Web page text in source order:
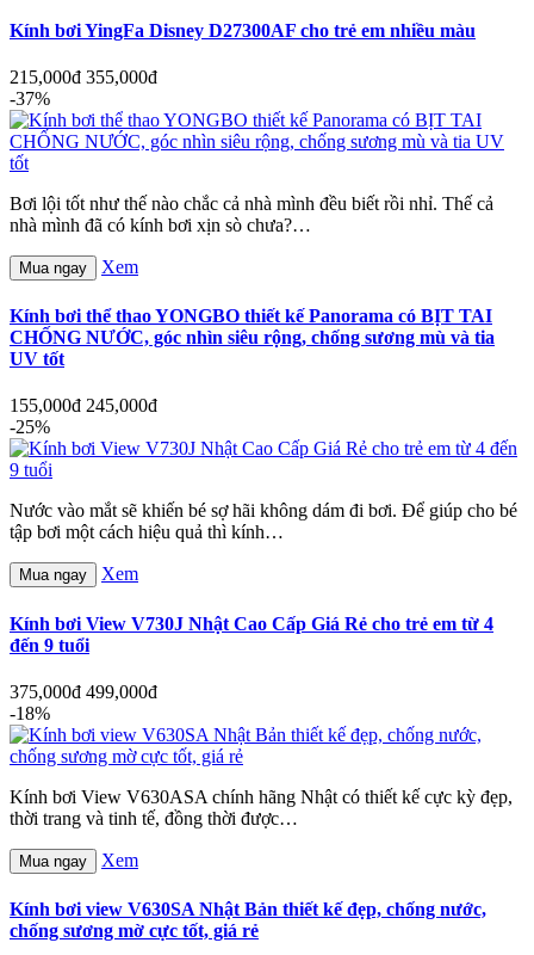
Kính bơi YingFa Disney D27300AF cho trẻ em nhiều màu
215,000đ 355,000đ
-37%
Bơi lội tốt như thế nào chắc cả nhà mình đều biết rồi nhỉ. Thế cả
nhà mình đã có kính bơi xịn sò chưa?…
Mua ngay Xem
Kính bơi thể thao YONGBO thiết kế Panorama có BỊT TAI
CHỐNG NƯỚC, góc nhìn siêu rộng, chống sương mù và tia
UV tốt
155,000đ 245,000đ
-25%
Nước vào mắt sẽ khiến bé sợ hãi không dám đi bơi. Để giúp cho bé
tập bơi một cách hiệu quả thì kính…
Mua ngay Xem
Kính bơi View V730J Nhật Cao Cấp Giá Rẻ cho trẻ em từ 4
đến 9 tuổi
375,000đ 499,000đ
-18%
Kính bơi View V630ASA chính hãng Nhật có thiết kế cực kỳ đẹp,
thời trang và tinh tế, đồng thời được…
Mua ngay Xem
Kính bơi view V630SA Nhật Bản thiết kế đẹp, chống nước,
chống sương mờ cực tốt, giá rẻ